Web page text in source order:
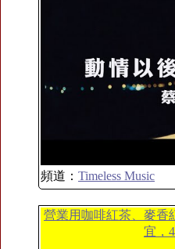
頻道： Timeless Music
營業用咖啡紅茶、麥香
宜，